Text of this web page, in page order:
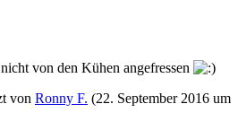
von den Kühen angefressen
von Ronny F. (22. September 2016 um